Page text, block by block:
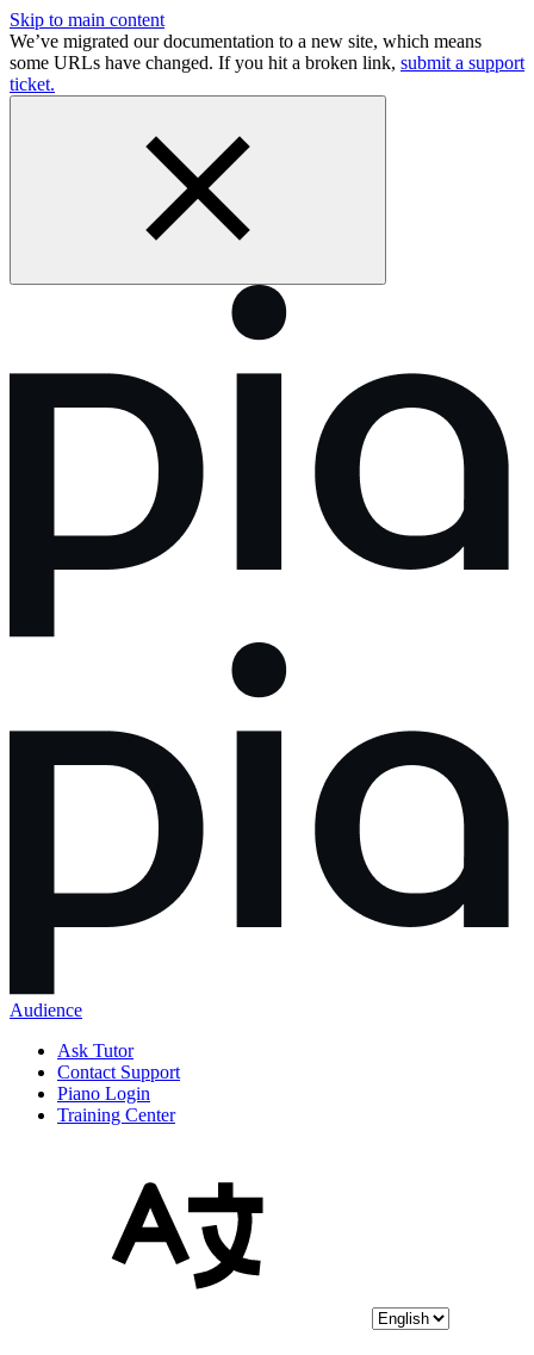
Skip to main content
We’ve migrated our documentation to a new site, which means
some URLs have changed. If you hit a broken link, submit a support
ticket.
Audience
Ask Tutor
Contact Support
Piano Login
Training Center